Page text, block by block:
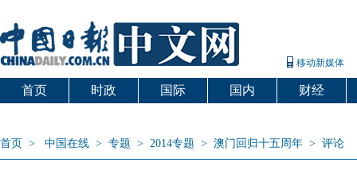
移动新媒体
首页 时政 国际 国内
财经
首页 > 中国在线 > 专题 > 2014专题 > 澳门回归十五周年 > 评论